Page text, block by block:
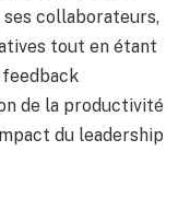
collaborateurs,
tout en étant
de la productivité
du leadership